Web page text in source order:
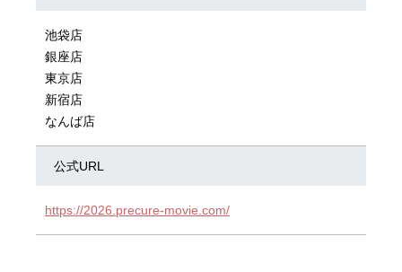
池袋店
銀座店
東京店
新宿店
なんば店
公式URL
https://2026.precure-movie.com/